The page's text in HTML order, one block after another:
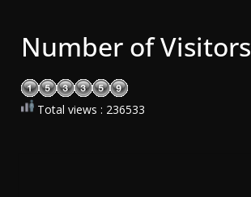
Number of Visitors
Total views : 236533